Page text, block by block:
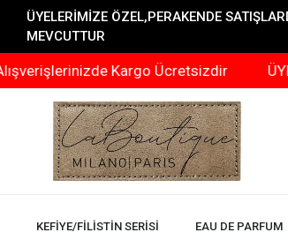
ÜYELERİMİZE ÖZEL,PERAKENDE
MEVCUTTUR
Kargo Ücretsizdir
KEFİYE/FİLİSTİN SERİSİ EAU DE PARFUM